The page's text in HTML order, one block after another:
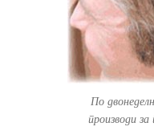
По
производи